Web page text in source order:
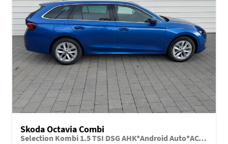
Skoda Octavia Combi
Selection Kombi 1.5 TSI DSG AHK*Android Auto*ACC*SHZ*E-Heck*Keyless*Kamera*2Z Klimaauto